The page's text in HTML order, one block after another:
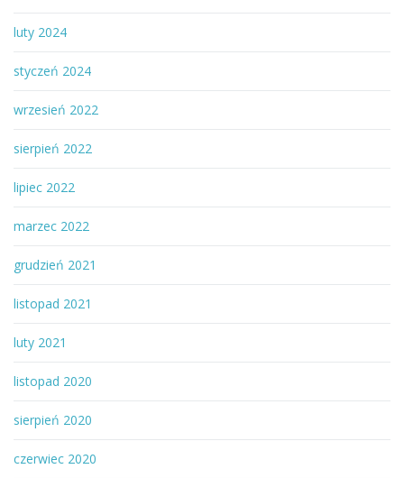
luty 2024
styczeń 2024
wrzesień 2022
sierpień 2022
lipiec 2022
marzec 2022
grudzień 2021
listopad 2021
luty 2021
listopad 2020
sierpień 2020
czerwiec 2020